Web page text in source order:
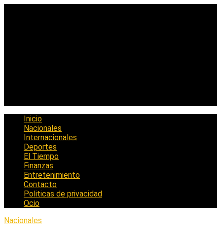
Inicio
Nacionales
Internacionales
Deportes
El Tiempo
Finanzas
Entretenimiento
Contacto
Politicas de privacidad
Ocio
Nacionales